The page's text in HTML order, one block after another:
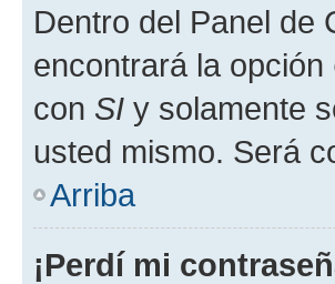
Dentro del Panel de
encontrará la opción
con SI y solamente
usted mismo. Será
Arriba
¡Perdí mi